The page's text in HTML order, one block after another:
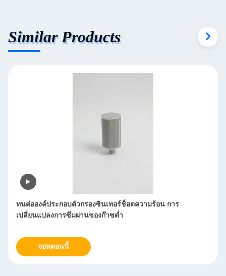
Similar Products
การเปลี่ยนตัวกรองอย่างง่าย ตัวกรองเผา กระบวนการเผาผนึกที่มี
ความแม่นยำปานกลาง
จอทตอนนี้